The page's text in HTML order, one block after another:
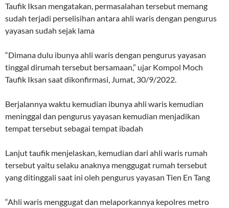
Taufik Iksan mengatakan, permasalahan tersebut memang
sudah terjadi perselisihan antara ahli waris dengan pengurus
yayasan sudah sejak lama
“Dimana dulu ibunya ahli waris dengan pengurus yayasan
tinggal dirumah tersebut bersamaan,” ujar Kompol Moch
Taufik Iksan saat dikonfirmasi, Jumat, 30/9/2022.
Berjalannya waktu kemudian ibunya ahli waris kemudian
meninggal dan pengurus yayasan kemudian menjadikan
tempat tersebut sebagai tempat ibadah
Lanjut taufik menjelaskan, kemudian dari ahli waris rumah
tersebut yaitu selaku anaknya menggugat rumah tersebut
yang ditinggali saat ini oleh pengurus yayasan Tien En Tang
“Ahli waris menggugat dan melaporkannya kepolres metro